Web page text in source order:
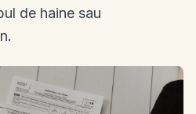
de haine sau